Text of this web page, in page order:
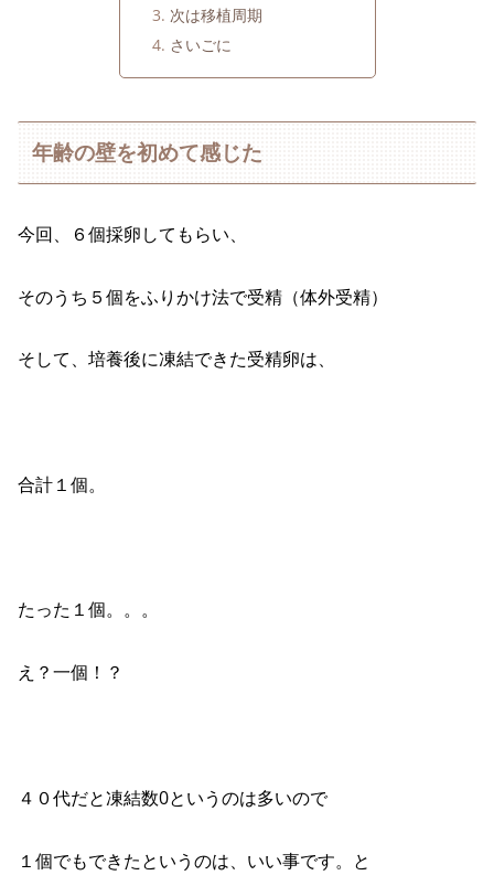
次は移植周期
さいごに
年齢の壁を初めて感じた
今回、６個採卵してもらい、
そのうち５個をふりかけ法で受精（体外受精）
そして、培養後に凍結できた受精卵は、
合計１個。
たった１個。。。
え？一個！？
４０代だと凍結数0というのは多いので
１個でもできたというのは、いい事です。と